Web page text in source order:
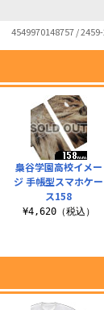
4549970148757 /
梟谷学園高校イメー
ジ 手帳型スマホケー
ス158
¥4,620（税込）